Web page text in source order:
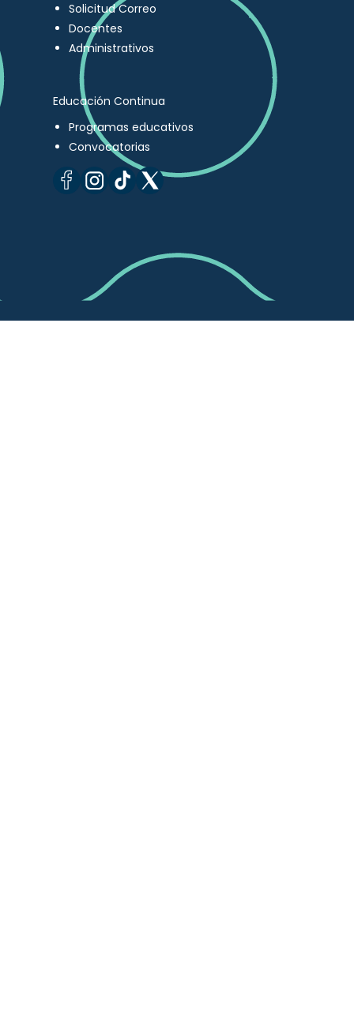
Solicitud Correo
Docentes
Administrativos
Educación Continua
Programas educativos
Convocatorias